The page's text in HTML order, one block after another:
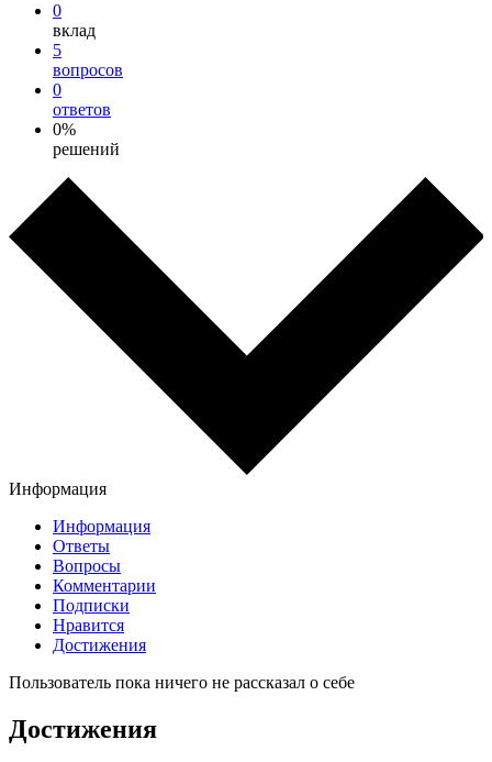
0
вклад
5
вопросов
0
ответов
0%
решений
Информация
Информация
Ответы
Вопросы
Комментарии
Подписки
Нравится
Достижения
Пользователь пока ничего не рассказал о себе
Достижения